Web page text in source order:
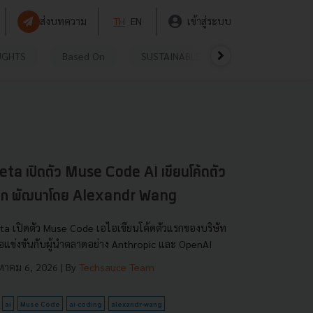
ส่งบทความ TH EN เข้าสู่ระบบ
Based On SUSTAINABLE
เปิดตัว Muse Code AI เขียนโค้ดตัว
ก พัฒนาโดย Alexandr Wang
เปิดตัว Muse Code เอไอเขียนโค้ดตัวแรกของบริษัท
แข่งขันกับผู้นำตลาดอย่าง Anthropic และ OpenAI
าคม 6, 2026 | By Techsauce Team
ai Muse Code ai-coding alexandr-wang